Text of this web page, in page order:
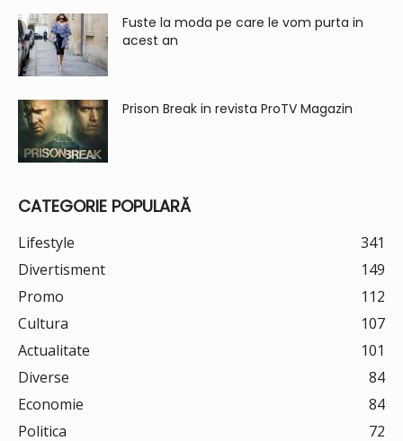
Fuste la moda pe care le vom purta in
acest an
Prison Break in revista ProTV Magazin
CATEGORIE POPULARĂ
Lifestyle
341
Divertisment
149
Promo
112
Cultura
107
Actualitate
101
Diverse
84
Economie
84
Politica
72